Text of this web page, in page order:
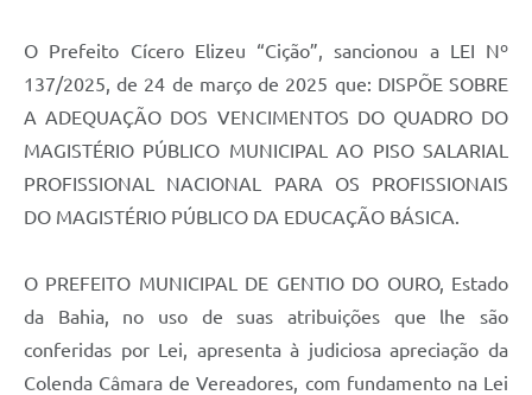
O Prefeito Cícero Elizeu “Cição”, sancionou a LEI Nº
137/2025, de 24 de março de 2025 que: DISPÕE SOBRE
A ADEQUAÇÃO DOS VENCIMENTOS DO QUADRO DO
MAGISTÉRIO PÚBLICO MUNICIPAL AO PISO SALARIAL
PROFISSIONAL NACIONAL PARA OS PROFISSIONAIS
DO MAGISTÉRIO PÚBLICO DA EDUCAÇÃO BÁSICA.
O PREFEITO MUNICIPAL DE GENTIO DO OURO, Estado
da Bahia, no uso de suas atribuições que lhe são
conferidas por Lei, apresenta à judiciosa apreciação da
Colenda Câmara de Vereadores, com fundamento na Lei